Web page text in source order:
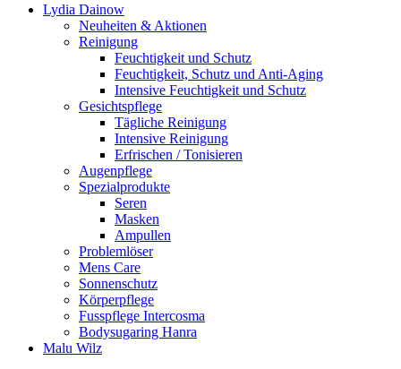
Lydia Dainow
Neuheiten & Aktionen
Reinigung
Feuchtigkeit und Schutz
Feuchtigkeit, Schutz und Anti-Aging
Intensive Feuchtigkeit und Schutz
Gesichtspflege
Tägliche Reinigung
Intensive Reinigung
Erfrischen / Tonisieren
Augenpflege
Spezialprodukte
Seren
Masken
Ampullen
Problemlöser
Mens Care
Sonnenschutz
Körperpflege
Fusspflege Intercosma
Bodysugaring Hanra
Malu Wilz